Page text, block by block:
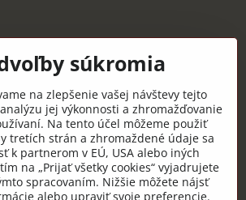
Čaňa
súkromia
na zlepšenie vašej návštevy tejto
jej výkonnosti a zhromažďovanie
Na tento účel môžeme použiť
tretích strán a zhromaždené údaje sa
k partnerom v EÚ, USA alebo iných
na „Prijať všetky cookies“ vyjadrujete
spracovaním. Nižšie môžete nájsť
alebo upraviť svoje preferencie.